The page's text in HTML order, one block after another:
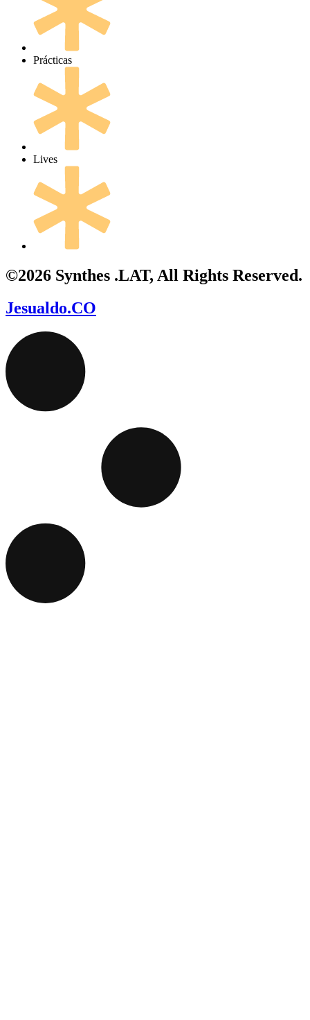
Prácticas
Lives
©2026 Synthes .LAT, All Rights Reserved.
Jesualdo.CO